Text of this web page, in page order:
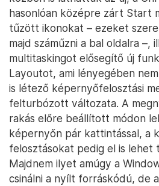
hasonlóan középre zárt Start
tűzött ikonokat – ezeket
majd száműzni a bal oldalra –,
multitaskingot elősegítő új
Layoutot, ami lényegében
is létező képernyőfelosztási
felturbózott változata. A
rakás előre beállított módon
képernyőn pár kattintással, a
felosztásokat pedig el is lehet
Majdnem ilyet amúgy a
csinálni a nyílt forráskódú, de